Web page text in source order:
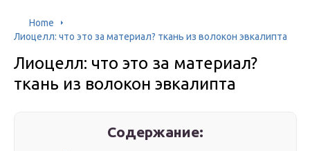
Home
Лиоцелл: что это за материал? ткань из волокон эвкалипта
Лиоцелл: что это за материал?
ткань из волокон эвкалипта
Содержание: